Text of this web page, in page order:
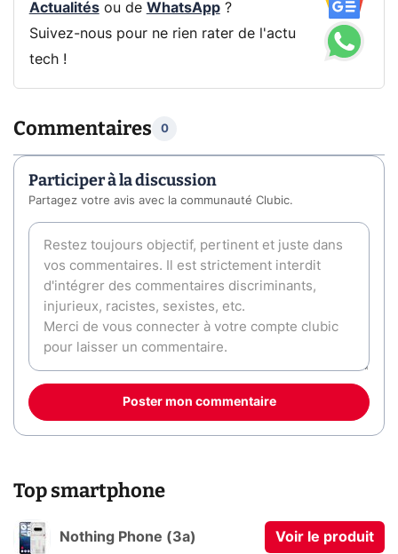
Actualitésou de WhatsApp?
Suivez-nous pour ne rien rater de l'actu
tech !
Commentaires 0
Participer à la discussion
Partagez votre avis avec la communauté Clubic.
Poster mon commentaire
Top smartphone
Nothing Phone (3a) Voir le produit